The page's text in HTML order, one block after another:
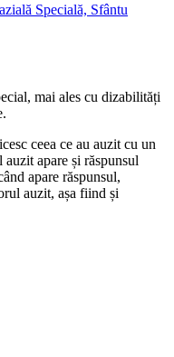
Specială, Sfântu
mai ales cu dizabilități
ceea ce au auzit cu un
apare și răspunsul
apare răspunsul,
auzit, așa fiind și